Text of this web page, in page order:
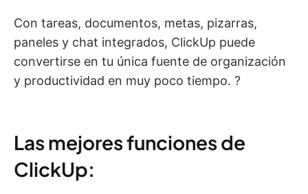
Con tareas, documentos, metas, pizarras,
paneles y chat integrados, ClickUp puede
convertirse en tu única fuente de organización
y productividad en muy poco tiempo. ?
Las mejores funciones de
ClickUp: